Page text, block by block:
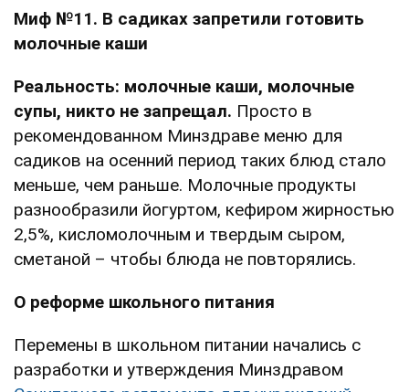
Миф №11. В садиках запретили готовить
молочные каши
Реальность: молочные каши, молочные
супы, никто не запрещал. Просто в
рекомендованном Минздраве меню для
садиков на осенний период таких блюд стало
меньше, чем раньше. Молочные продукты
разнообразили йогуртом, кефиром жирностью
2,5%, кисломолочным и твердым сыром,
сметаной – чтобы блюда не повторялись.
О реформе школьного питания
Перемены в школьном питании начались с
разработки и утверждения Минздравом